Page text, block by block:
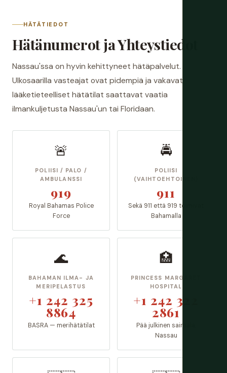
HÄTÄTIEDOT
Hätänumerot ja Yhteystiedot
Nassau'ssa on hyvin kehittyneet hätäpalvelut.
Ulkosaarilla vasteajat ovat pidempiä ja vakavat
lääketieteelliset hätätilat saattavat vaatia
ilmankuljetusta Nassau'un tai Floridaan.
🚨
POLIISI / PALO /
AMBULANSSI
919
Royal Bahamas Police
Force
🚔
POLIISI
(VAIHTOEHTOINEN)
911
Sekä 911 että 919 toimivat
Bahamalla
🌊
BAHAMAN ILMA- JA
MERIPELASTUS
+1 242 325
8864
BASRA — merihätätilat
🏥
PRINCESS MARGARET
HOSPITAL
+1 242 322
2861
Pää julkinen sairaala,
Nassau